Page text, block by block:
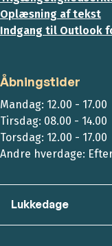
Oplæsning af tekst
Indgang til Outlook
Åbningstider
Mandag: 12.00 - 17.00
Tirsdag: 08.00 - 14.00
Torsdag: 12.00 - 17.00
Andre hverdage:
Lukkedage